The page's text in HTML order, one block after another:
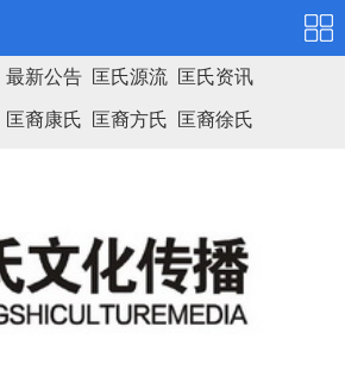
最新公告 匡氏源流 匡氏资讯
匡裔康氏 匡裔方氏 匡裔徐氏